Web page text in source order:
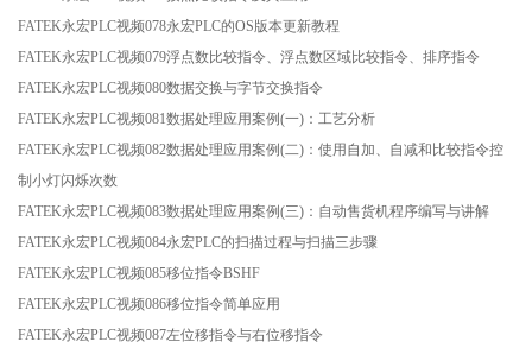
FATEK永宏PLC视频078永宏PLC的OS版本更新教程
FATEK永宏PLC视频079浮点数比较指令、浮点数区域比较指令、排序指令
FATEK永宏PLC视频080数据交换与字节交换指令
FATEK永宏PLC视频081数据处理应用案例(一)：工艺分析
FATEK永宏PLC视频082数据处理应用案例(二)：使用自加、自减和比较指令控
制小灯闪烁次数
FATEK永宏PLC视频083数据处理应用案例(三)：自动售货机程序编写与讲解
FATEK永宏PLC视频084永宏PLC的扫描过程与扫描三步骤
FATEK永宏PLC视频085移位指令BSHF
FATEK永宏PLC视频086移位指令简单应用
FATEK永宏PLC视频087左位移指令与右位移指令